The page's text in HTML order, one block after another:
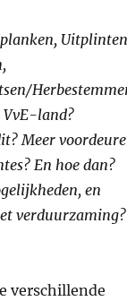
land?
Meer
En hoe dan?
en
verduurzaming?
verschillende